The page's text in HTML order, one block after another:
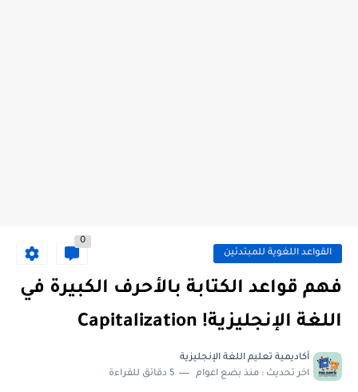
القواعد اللغوية للمبتدئين
0
فهم قواعد الكتابة بالأحرف الكبيرة في
اللغة الإنجليزية! Capitalization
أكاديمية تعليم اللغة الإنجليزية
اخر تحديث : منذ بضع اعوام 5 دقائق للقراءة